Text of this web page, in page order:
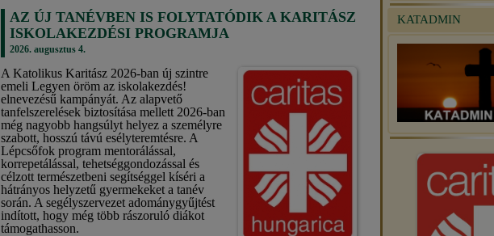
AZ ÚJ TANÉVBEN IS FOLYTATÓDIK A KARITÁSZ
ISKOLAKEZDÉSI PROGRAMJA
2026. augusztus 4.
A Katolikus Karitász 2026-ban új szintre
emeli Legyen öröm az iskolakezdés!
elnevezésű kampányát. Az alapvető
tanfelszerelések biztosítása mellett 2026-ban
még nagyobb hangsúlyt helyez a személyre
szabott, hosszú távú esélyteremtésre. A
Lépcsőfok program mentorálással,
korrepetálással, tehetséggondozással és
célzott természetbeni segítséggel kíséri a
hátrányos helyzetű gyermekeket a tanév
során. A segélyszervezet adománygyűjtést
indított, hogy még több rászoruló diákot
támogathasson.
KATADMIN